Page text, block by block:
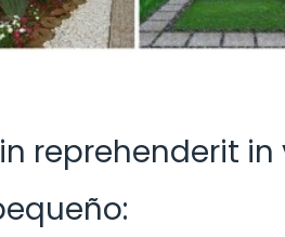
reprehenderit